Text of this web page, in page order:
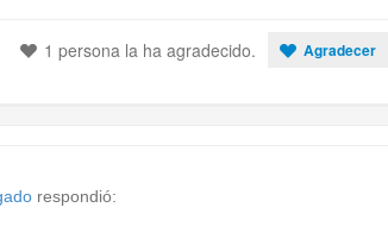
Agradecer
1 persona la ha agradecido.
respondió: